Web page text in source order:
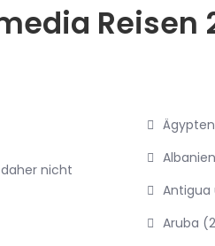
Reisen
nicht
Ägypten
Albanien
Antigua
Aruba